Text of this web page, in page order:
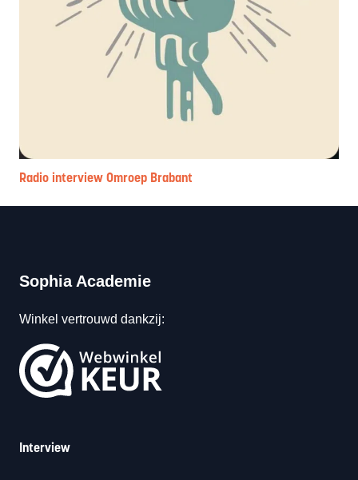
Radio interview Omroep Brabant
Sophia Academie
Winkel vertrouwd dankzij:
Interview